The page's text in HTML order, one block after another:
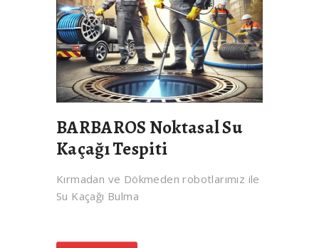
BARBAROS Noktasal Su
Kaçağı Tespiti
Kırmadan ve Dökmeden robotlarımız ile
Su Kaçağı Bulma